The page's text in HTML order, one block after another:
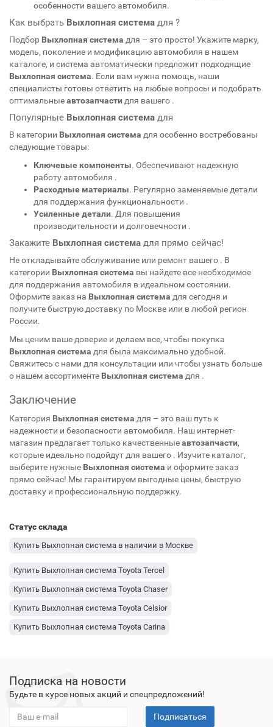
особенности вашего автомобиля.
Как выбрать Выхлопная система для ?
Подбор Выхлопная система для – это просто! Укажите марку,
модель, поколение и модификацию автомобиля в нашем
каталоге, и система автоматически предложит подходящие
Выхлопная система. Если вам нужна помощь, наши
специалисты готовы ответить на любые вопросы и подобрать
оптимальныеавтозапчасти для вашего .
Популярные Выхлопная система для
В категории Выхлопная система для особенно востребованы
следующие товары:
Ключевые компоненты. Обеспечивают надежную
работу автомобиля .
Расходные материалы. Регулярно заменяемые детали
для поддержания функциональности .
Усиленные детали. Для повышения
производительности и долговечности .
Закажите Выхлопная система для прямо сейчас!
Не откладывайте обслуживание или ремонт вашего . В
категории Выхлопная система вы найдете все необходимое
для поддержания автомобиля в идеальном состоянии.
Оформите заказ на Выхлопная система для сегодня и
получите быструю доставку по Москве или в любой регион
России.
Мы ценим ваше доверие и делаем все, чтобы покупка
Выхлопная система для была максимально удобной.
Свяжитесь с нами для консультации или чтобы узнать больше
о нашем ассортименте Выхлопная система для .
Заключение
Категория Выхлопная система для – это ваш путь к
надежности и безопасности автомобиля. Наш интернет-
магазин предлагает только качественныеавтозапчасти,
которые идеально подойдут для вашего . Изучите каталог,
выберите нужные Выхлопная система и оформите заказ
прямо сейчас! Мы гарантируем выгодные цены, быструю
доставку и профессиональную поддержку.
Статус склада
Купить Выхлопная система в наличии в Москве
Купить Выхлопная система Toyota Tercel
Купить Выхлопная система Toyota Chaser
Купить Выхлопная система Toyota Celsior
Купить Выхлопная система Toyota Carina
Купить Выхлопная система Toyota Supra
Купить Выхлопная система Toyota Highlander
Подписка на новости
Будьте в курсе новых акций и спецпредложений!
Подписаться